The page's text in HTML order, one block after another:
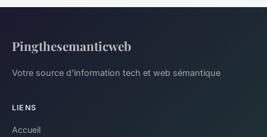
Pingthesemanticweb
Votre source d'information tech et web sémantique
LIENS
Accueil